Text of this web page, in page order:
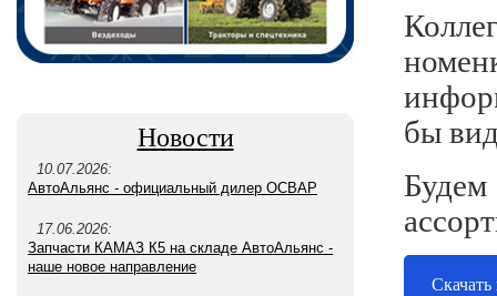
Новости
10.07.2026:
АвтоАльянс - официальный дилер ОСВАР
17.06.2026:
Запчасти КАМАЗ К5 на складе АвтоАльянс -
наше новое направление
бы